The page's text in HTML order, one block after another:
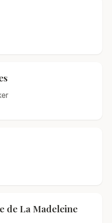
de La Madeleine